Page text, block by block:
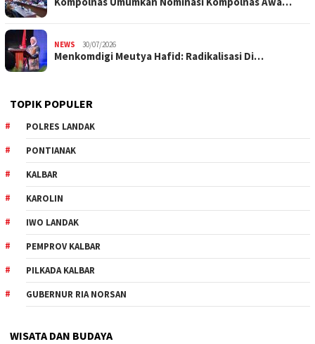
NEWS 30/07/2026
Menkomdigi Meutya Hafid: Radikalisasi Di…
TOPIK POPULER
POLRES LANDAK
PONTIANAK
KALBAR
KAROLIN
IWO LANDAK
PEMPROV KALBAR
PILKADA KALBAR
GUBERNUR RIA NORSAN
WISATA DAN BUDAYA